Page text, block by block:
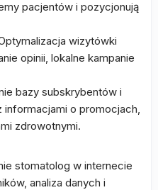
pacjentów i pozycjonują
wizytówki
opinii, lokalne kampanie
bazy subskrybentów i
informacjami o promocjach,
zdrowotnymi.
stomatolog w internecie
analiza danych i